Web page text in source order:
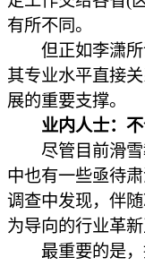
有所不同。
但正如李潇所
其专业水平直接
展的重要支撑。
业内人士：
尽管目前滑雪
中也有一些亟待
调查中发现，伴
为导向的行业革新
最重要的是，